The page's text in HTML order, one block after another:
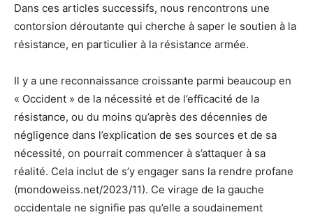
Dans ces articles successifs, nous rencontrons une
contorsion déroutante qui cherche à saper le soutien à la
résistance, en particulier à la résistance armée.
Il y a une reconnaissance croissante parmi beaucoup en
« Occident » de la nécessité et de l’efficacité de la
résistance, ou du moins qu’après des décennies de
négligence dans l’explication de ses sources et de sa
nécessité, on pourrait commencer à s’attaquer à sa
réalité. Cela inclut de s’y engager sans la rendre profane
(mondoweiss.net/2023/11). Ce virage de la gauche
occidentale ne signifie pas qu’elle a soudainement